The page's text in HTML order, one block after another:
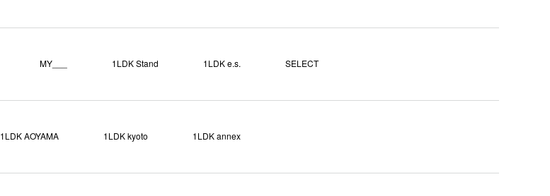
MY___ 1LDK Stand 1LDK e.s. SELECT
1LDK AOYAMA 1LDK kyoto 1LDK annex